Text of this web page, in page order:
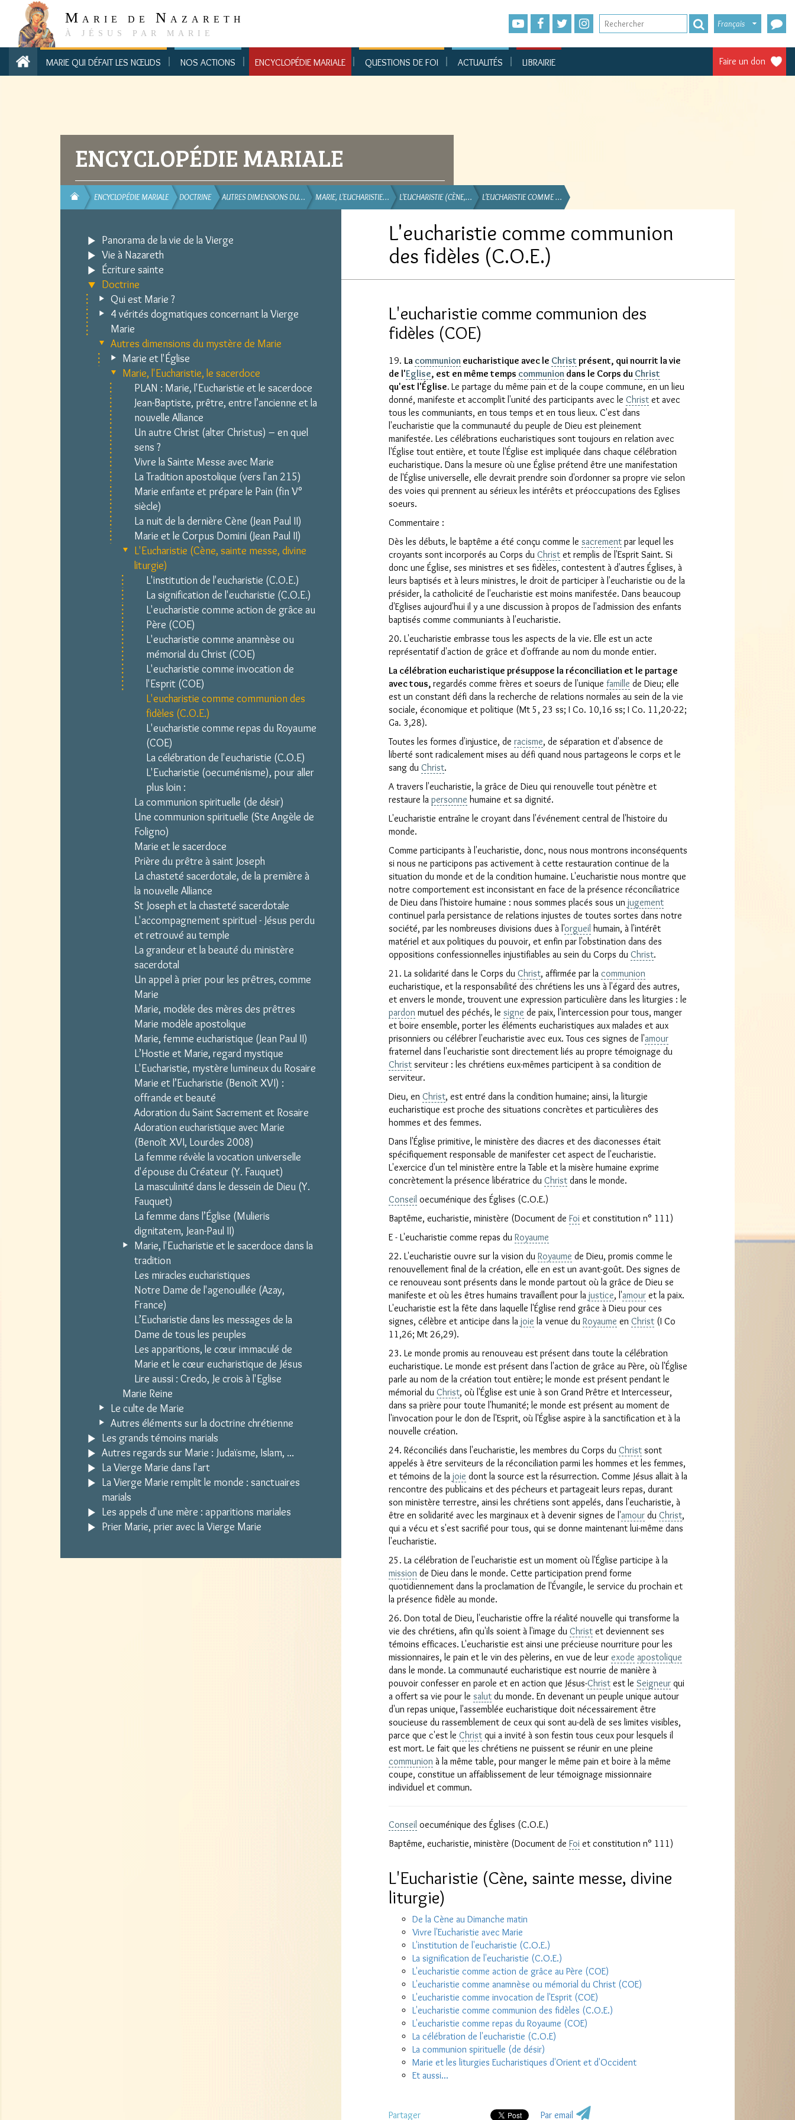
M ARIE DE N AZARETH
À JÉSUS PAR MARIE
Français
Faire un don
MARIE QUI DÉFAIT LES NŒUDS NOS ACTIONS ENCYCLOPÉDIE MARIALE QUESTIONS DE FOI ACTUALITÉS LIBRAIRIE
ENCYCLOPÉDIE MARIALE
ENCYCLOPÉDIE MARIALE DOCTRINE AUTRES DIMENSIONS DU… MARIE, L'EUCHARISTIE… L'EUCHARISTIE (CÈNE,… L'EUCHARISTIE COMME …
Panorama de la vie de la Vierge
Vie à Nazareth
Écriture sainte
Doctrine
Qui est Marie ?
4 vérités dogmatiques concernant la Vierge
Marie
Autres dimensions du mystère de Marie
Marie et l'Église
Marie, l'Eucharistie, le sacerdoce
PLAN : Marie, l'Eucharistie et le sacerdoce
Jean-Baptiste, prêtre, entre l’ancienne et la
nouvelle Alliance
Un autre Christ (alter Christus) – en quel
sens ?
Vivre la Sainte Messe avec Marie
La Tradition apostolique (vers l'an 215)
Marie enfante et prépare le Pain (fin V°
siècle)
La nuit de la dernière Cène (Jean Paul II)
Marie et le Corpus Domini (Jean Paul II)
L'Eucharistie (Cène, sainte messe, divine
liturgie)
L'institution de l'eucharistie (C.O.E.)
La signification de l'eucharistie (C.O.E.)
L'eucharistie comme action de grâce au
Père (COE)
L'eucharistie comme anamnèse ou
mémorial du Christ (COE)
L'eucharistie comme invocation de
l'Esprit (COE)
L'eucharistie comme communion des
fidèles (C.O.E.)
L'eucharistie comme repas du Royaume
(COE)
La célébration de l'eucharistie (C.O.E)
L'Eucharistie (oecuménisme), pour aller
plus loin :
La communion spirituelle (de désir)
Une communion spirituelle (Ste Angèle de
Foligno)
Marie et le sacerdoce
Prière du prêtre à saint Joseph
La chasteté sacerdotale, de la première à
la nouvelle Alliance
St Joseph et la chasteté sacerdotale
L'accompagnement spirituel - Jésus perdu
et retrouvé au temple
La grandeur et la beauté du ministère
sacerdotal
Un appel à prier pour les prêtres, comme
Marie
Marie, modèle des mères des prêtres
Marie modèle apostolique
Marie, femme eucharistique (Jean Paul II)
L’Hostie et Marie, regard mystique
L'Eucharistie, mystère lumineux du Rosaire
Marie et l’Eucharistie (Benoît XVI) :
offrande et beauté
Adoration du Saint Sacrement et Rosaire
Adoration eucharistique avec Marie
(Benoît XVI, Lourdes 2008)
La femme révèle la vocation universelle
d'épouse du Créateur (Y. Fauquet)
La masculinité dans le dessein de Dieu (Y.
Fauquet)
La femme dans l’Église (Mulieris
dignitatem, Jean-Paul II)
Marie, l'Eucharistie et le sacerdoce dans la
tradition
Les miracles eucharistiques
Notre Dame de l'agenouillée (Azay,
France)
L’Eucharistie dans les messages de la
Dame de tous les peuples
Les apparitions, le cœur immaculé de
Marie et le cœur eucharistique de Jésus
Lire aussi : Credo, Je crois à l'Eglise
Marie Reine
Le culte de Marie
Autres éléments sur la doctrine chrétienne
Les grands témoins marials
Autres regards sur Marie : Judaïsme, Islam, ...
La Vierge Marie dans l'art
La Vierge Marie remplit le monde : sanctuaires
marials
Les appels d'une mère : apparitions mariales
Prier Marie, prier avec la Vierge Marie
L'eucharistie comme communion
des fidèles (C.O.E.)
L'eucharistie comme communion des
fidèles (COE)
19. La communion eucharistique avec le Christ présent, qui nourrit la vie
de l'Eglise, est en même temps communion dans le Corps du Christ
qu'est l'Église. Le partage du même pain et de la coupe commune, en un lieu
donné, manifeste et accomplit l'unité des participants avec le Christ et avec
tous les communiants, en tous temps et en tous lieux. C'est dans
l'eucharistie que la communauté du peuple de Dieu est pleinement
manifestée. Les célébrations eucharistiques sont toujours en relation avec
l'Église tout entière, et toute l'Église est impliquée dans chaque célébration
eucharistique. Dans la mesure où une Église prétend être une manifestation
de l'Église universelle, elle devrait prendre soin d'ordonner sa propre vie selon
des voies qui prennent au sérieux les intérêts et préoccupations des Eglises
soeurs.
Commentaire :
Dès les débuts, le baptême a été conçu comme le sacrement par lequel les
croyants sont incorporés au Corps du Christ et remplis de l'Esprit Saint. Si
donc une Église, ses ministres et ses fidèles, contestent à d'autres Églises, à
leurs baptisés et à leurs ministres, le droit de participer à l'eucharistie ou de la
présider, la catholicité de l'eucharistie est moins manifestée. Dans beaucoup
d'Eglises aujourd'hui il y a une discussion à propos de l'admission des enfants
baptisés comme communiants à l'eucharistie.
20. L'eucharistie embrasse tous les aspects de la vie. Elle est un acte
représentatif d'action de grâce et d'offrande au nom du monde entier.
La célébration eucharistique présuppose la réconciliation et le partage
avec tous, regardés comme frères et soeurs de l'unique famille de Dieu; elle
est un constant défi dans la recherche de relations normales au sein de la vie
sociale, économique et politique (Mt 5, 23 ss; I Co. 10,16 ss; I Co. 11,20-22;
Ga. 3,28).
Toutes les formes d'injustice, de racisme, de séparation et d'absence de
liberté sont radicalement mises au défi quand nous partageons le corps et le
sang du Christ.
A travers l'eucharistie, la grâce de Dieu qui renouvelle tout pénètre et
restaure la personne humaine et sa dignité.
L'eucharistie entraîne le croyant dans l'événement central de l'histoire du
monde.
Comme participants à l'eucharistie, donc, nous nous montrons inconséquents
si nous ne participons pas activement à cette restauration continue de la
situation du monde et de la condition humaine. L'eucharistie nous montre que
notre comportement est inconsistant en face de la présence réconciliatrice
de Dieu dans l'histoire humaine : nous sommes placés sous un jugement
continuel parla persistance de relations injustes de toutes sortes dans notre
société, par les nombreuses divisions dues à l'orgueil humain, à l'intérêt
matériel et aux politiques du pouvoir, et enfin par l'obstination dans des
oppositions confessionnelles injustifiables au sein du Corps du Christ.
21. La solidarité dans le Corps du Christ, affirmée par la communion
eucharistique, et la responsabilité des chrétiens les uns à l'égard des autres,
et envers le monde, trouvent une expression particulière dans les liturgies : le
pardon mutuel des péchés, le signe de paix, l'intercession pour tous, manger
et boire ensemble, porter les éléments eucharistiques aux malades et aux
prisonniers ou célébrer l'eucharistie avec eux. Tous ces signes de l'amour
fraternel dans l'eucharistie sont directement liés au propre témoignage du
Christ serviteur : les chrétiens eux-mêmes participent à sa condition de
serviteur.
Dieu, en Christ, est entré dans la condition humaine; ainsi, la liturgie
eucharistique est proche des situations concrètes et particulières des
hommes et des femmes.
Dans l'Église primitive, le ministère des diacres et des diaconesses était
spécifiquement responsable de manifester cet aspect de l'eucharistie.
L'exercice d'un tel ministère entre la Table et la misère humaine exprime
concrètement la présence libératrice du Christ dans le monde.
Conseil oecuménique des Églises (C.O.E.)
Baptême, eucharistie, ministère (Document de Foi et constitution n° 111)
E - L'eucharistie comme repas du Royaume
22. L'eucharistie ouvre sur la vision du Royaume de Dieu, promis comme le
renouvellement final de la création, elle en est un avant-goût. Des signes de
ce renouveau sont présents dans le monde partout où la grâce de Dieu se
manifeste et où les êtres humains travaillent pour la justice, l'amour et la paix.
L'eucharistie est la fête dans laquelle l'Église rend grâce à Dieu pour ces
signes, célèbre et anticipe dans la joie la venue du Royaume en Christ (I Co
11,26; Mt 26,29).
23. Le monde promis au renouveau est présent dans toute la célébration
eucharistique. Le monde est présent dans l'action de grâce au Père, où l'Église
parle au nom de la création tout entière; le monde est présent pendant le
mémorial du Christ, où l'Église est unie à son Grand Prêtre et Intercesseur,
dans sa prière pour toute l'humanité; le monde est présent au moment de
l'invocation pour le don de l'Esprit, où l'Église aspire à la sanctification et à la
nouvelle création.
24. Réconciliés dans l'eucharistie, les membres du Corps du Christ sont
appelés à être serviteurs de la réconciliation parmi les hommes et les femmes,
et témoins de la joie dont la source est la résurrection. Comme Jésus allait à la
rencontre des publicains et des pécheurs et partageait leurs repas, durant
son ministère terrestre, ainsi les chrétiens sont appelés, dans l'eucharistie, à
être en solidarité avec les marginaux et à devenir signes de l'amour du Christ,
qui a vécu et s'est sacrifié pour tous, qui se donne maintenant lui-même dans
l'eucharistie.
25. La célébration de l'eucharistie est un moment où l'Église participe à la
mission de Dieu dans le monde. Cette participation prend forme
quotidiennement dans la proclamation de l'Évangile, le service du prochain et
la présence fidèle au monde.
26. Don total de Dieu, l'eucharistie offre la réalité nouvelle qui transforme la
vie des chrétiens, afin qu'ils soient à l'image du Christ et deviennent ses
témoins efficaces. L'eucharistie est ainsi une précieuse nourriture pour les
missionnaires, le pain et le vin des pèlerins, en vue de leur exode apostolique
dans le monde. La communauté eucharistique est nourrie de manière à
pouvoir confesser en parole et en action que Jésus-Christ est le Seigneur qui
a offert sa vie pour le salut du monde. En devenant un peuple unique autour
d'un repas unique, l'assemblée eucharistique doit nécessairement être
soucieuse du rassemblement de ceux qui sont au-delà de ses limites visibles,
parce que c'est le Christ qui a invité à son festin tous ceux pour lesquels il
est mort. Le fait que les chrétiens ne puissent se réunir en une pleine
communion à la même table, pour manger le même pain et boire à la même
coupe, constitue un affaiblissement de leur témoignage missionnaire
individuel et commun.
Conseil oecuménique des Églises (C.O.E.)
Baptême, eucharistie, ministère (Document de Foi et constitution n° 111)
L'Eucharistie (Cène, sainte messe, divine
liturgie)
De la Cène au Dimanche matin
Vivre l'Eucharistie avec Marie
L'institution de l'eucharistie (C.O.E.)
La signification de l'eucharistie (C.O.E.)
L'eucharistie comme action de grâce au Père (COE)
L'eucharistie comme anamnèse ou mémorial du Christ (COE)
L'eucharistie comme invocation de l'Esprit (COE)
L'eucharistie comme communion des fidèles (C.O.E.)
L'eucharistie comme repas du Royaume (COE)
La célébration de l'eucharistie (C.O.E)
La communion spirituelle (de désir)
Marie et les liturgies Eucharistiques d'Orient et d'Occident
Et aussi...
Partager Par email
Close